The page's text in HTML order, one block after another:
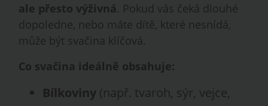
ale přesto výživná. Pokud vás čeká dlouhé
dopoledne, nebo máte dítě, které nesnídá,
může být svačina klíčová.
Co svačina ideálně obsahuje:
Bílkoviny (např. tvaroh, sýr, vejce,